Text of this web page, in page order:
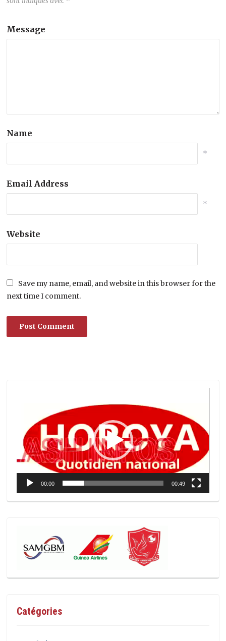
Message
Name
*
Email Address
*
Website
Save my name, email, and website in this browser for the
next time I comment.
00:00 00:49
Catégories